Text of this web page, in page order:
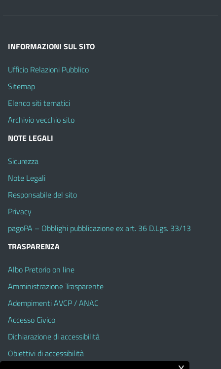
INFORMAZIONI SUL SITO
Ufficio Relazioni Pubblico
Sitemap
Elenco siti tematici
Archivio vecchio sito
NOTE LEGALI
Sicurezza
Note Legali
Responsabile del sito
Privacy
pagoPA – Obblighi pubblicazione ex art. 36 D.Lgs. 33/13
TRASPARENZA
Albo Pretorio on line
Amministrazione Trasparente
Adempimenti AVCP / ANAC
Accesso Civico
Dichiarazione di accessibilità
Obiettivi di accessibilità